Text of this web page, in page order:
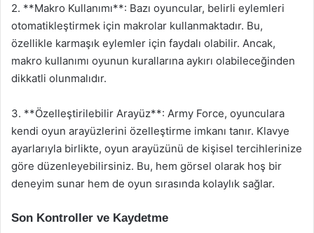
2. **Makro Kullanımı**: Bazı oyuncular, belirli eylemleri
otomatikleştirmek için makrolar kullanmaktadır. Bu,
özellikle karmaşık eylemler için faydalı olabilir. Ancak,
makro kullanımı oyunun kurallarına aykırı olabileceğinden
dikkatli olunmalıdır.
3. **Özelleştirilebilir Arayüz**: Army Force, oyunculara
kendi oyun arayüzlerini özelleştirme imkanı tanır. Klavye
ayarlarıyla birlikte, oyun arayüzünü de kişisel tercihlerinize
göre düzenleyebilirsiniz. Bu, hem görsel olarak hoş bir
deneyim sunar hem de oyun sırasında kolaylık sağlar.
Son Kontroller ve Kaydetme